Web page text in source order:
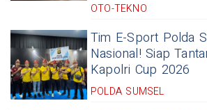
OTO-TEKNO
Tim E-Sport Polda
Nasional! Siap
Kapolri Cup 2026
POLDA SUMSEL